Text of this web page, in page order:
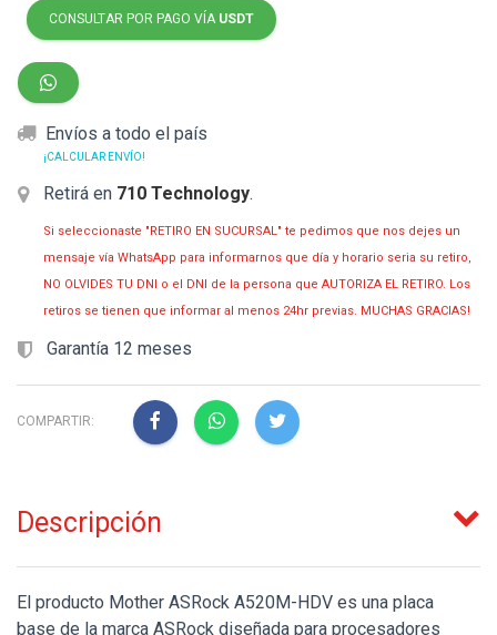
CONSULTAR POR PAGO VÍA USDT
Envíos a todo el país
¡CALCULAR ENVÍO!
Retirá en 710 Technology.
Si seleccionaste "RETIRO EN SUCURSAL" te pedimos que nos dejes un
mensaje vía WhatsApp para informarnos que día y horario seria su retiro,
NO OLVIDES TU DNI o el DNI de la persona que AUTORIZA EL RETIRO. Los
retiros se tienen que informar al menos 24hr previas. MUCHAS GRACIAS!
Garantía 12 meses
COMPARTIR:
Descripción
El producto Mother ASRock A520M-HDV es una placa
base de la marca ASRock diseñada para procesadores